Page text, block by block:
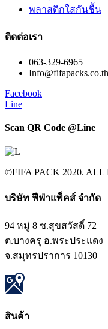
พลาสติกใสกันชื้น
ติดต่อเรา
063-329-6965
Info@fifapacks.co.th
Facebook
Line
Scan QR Code @Line​
©FIFA PACK 2020. ALL
บริษัท ฟีฟ่าแพ็คส์ จำกัด​
94 หมู่ 8 ซ.สุขสวัสดิ์ 72
ต.บางครุ อ.พระประแดง
จ.สมุทรปราการ 10130
สินค้า​